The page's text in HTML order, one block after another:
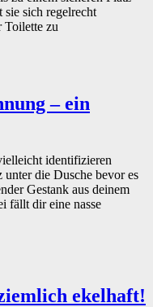
sie sich regelrecht
Toilette zu
– ein
identifizieren
die Dusche bevor es
Gestank aus deinem
fällt dir eine nasse
ekelhaft!